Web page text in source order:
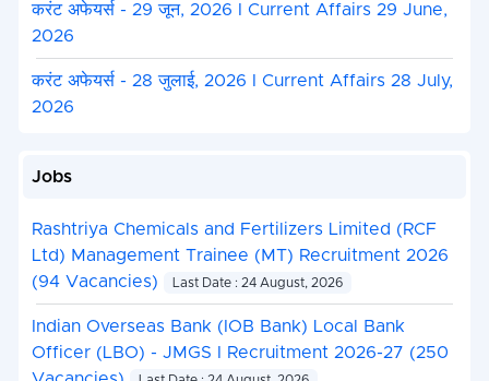
करंट अफेयर्स - 29 जून, 2026 I Current Affairs 29 June,
2026
करंट अफेयर्स - 28 जुलाई, 2026 I Current Affairs 28 July,
2026
Jobs
Rashtriya Chemicals and Fertilizers Limited (RCF
Ltd) Management Trainee (MT) Recruitment 2026
(94 Vacancies)
Last Date : 24 August, 2026
Indian Overseas Bank (IOB Bank) Local Bank
Officer (LBO) - JMGS I Recruitment 2026-27 (250